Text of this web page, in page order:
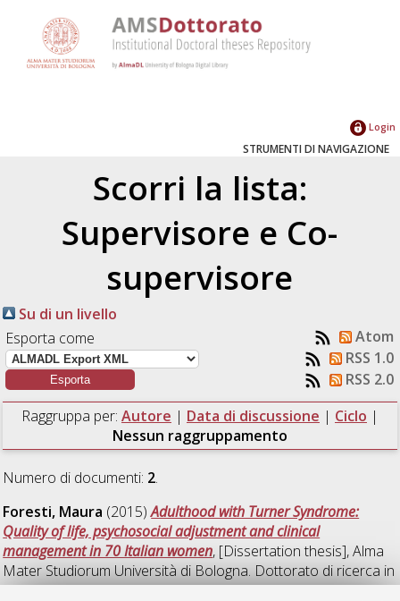
Login
STRUMENTI DI NAVIGAZIONE
Scorri la lista:
Supervisore e Co-
supervisore
Su di un livello
Esporta come
Atom
RSS 1.0
RSS 2.0
Raggruppa per: Autore | Data di discussione | Ciclo |
Nessun raggruppamento
Numero di documenti: 2.
Foresti, Maura (2015)Adulthood with Turner Syndrome:
Quality of life, psychosocial adjustment and clinical
management in 70 Italian women, [Dissertation thesis], Alma
Mater Studiorum Università di Bologna. Dottorato di ricerca in
Scienze psicologiche, 27 Ciclo. DOI